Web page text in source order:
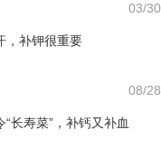
03/30
，补钾很重要
08/28
“长寿菜”，补钙又补血